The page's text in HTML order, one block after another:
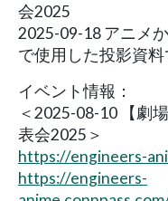
会2025
2025-09-18 アニメ
で使用した投影資料
イベント情報：
＜2025-08-10 【劇
表会2025＞
https://engineers-
https://engineers-